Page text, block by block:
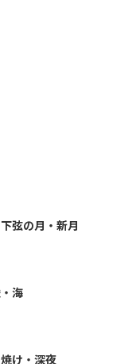
弦の月・新月
海
け・深夜